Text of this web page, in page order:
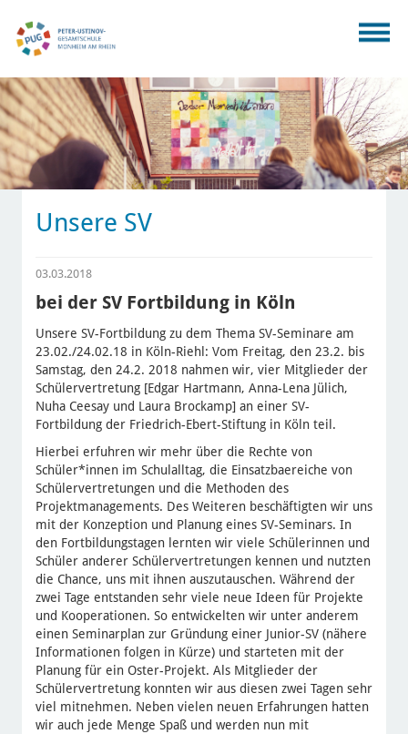
Unsere SV
03.03.2018
bei der SV Fortbildung in Köln
Unsere SV-Fortbildung zu dem Thema SV-Seminare am
23.02./24.02.18 in Köln-Riehl: Vom Freitag, den 23.2. bis
Samstag, den 24.2. 2018 nahmen wir, vier Mitglieder der
Schülervertretung [Edgar Hartmann, Anna-Lena Jülich,
Nuha Ceesay und Laura Brockamp] an einer SV-
Fortbildung der Friedrich-Ebert-Stiftung in Köln teil.
Hierbei erfuhren wir mehr über die Rechte von
Schüler*innen im Schulalltag, die Einsatzbaereiche von
Schülervertretungen und die Methoden des
Projektmanagements. Des Weiteren beschäftigten wir uns
mit der Konzeption und Planung eines SV-Seminars. In
den Fortbildungstagen lernten wir viele Schülerinnen und
Schüler anderer Schülervertretungen kennen und nutzten
die Chance, uns mit ihnen auszutauschen. Während der
zwei Tage entstanden sehr viele neue Ideen für Projekte
und Kooperationen. So entwickelten wir unter anderem
einen Seminarplan zur Gründung einer Junior-SV (nähere
Informationen folgen in Kürze) und starteten mit der
Planung für ein Oster-Projekt. Als Mitglieder der
Schülervertretung konnten wir aus diesen zwei Tagen sehr
viel mitnehmen. Neben vielen neuen Erfahrungen hatten
wir auch jede Menge Spaß und werden nun mit